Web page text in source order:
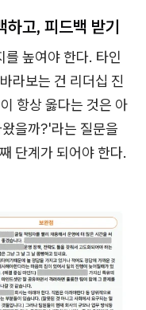
고, 피드백 받기
높여야 한다. 타인
라보는 건 리더십 진
항상 옳다는 것은 아
을까?'라는 질문을
단계가 되어야 한다.